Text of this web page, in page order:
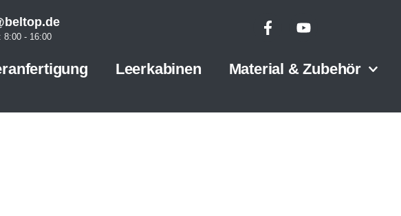
8:00 - 16:00
Leerkabinen
Material & Zubehör